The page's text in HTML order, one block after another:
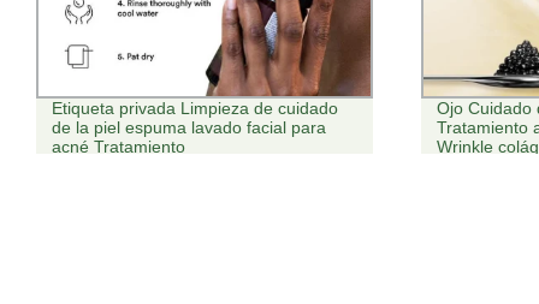
Ojo Cuidado de la piel suero
Tratamiento anti envejecimiento Anti
Wrinkle colágeno crema de ojos
Cosméticos
Cuidado
Hialurónico